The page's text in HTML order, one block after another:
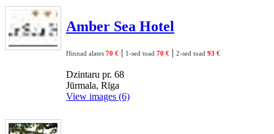
Amber Sea Hotel
Hinnad alates 70 € | 1-sed toad 70 € | 2-sed toad 93 €
Dzintaru pr. 68
Jūrmala, Rīga
View images (6)